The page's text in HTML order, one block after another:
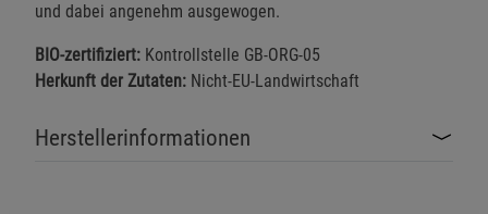
und dabei angenehm ausgewogen.
BIO-zertifiziert: Kontrollstelle GB-ORG-05
Herkunft der Zutaten: Nicht-EU-Landwirtschaft
Herstellerinformationen